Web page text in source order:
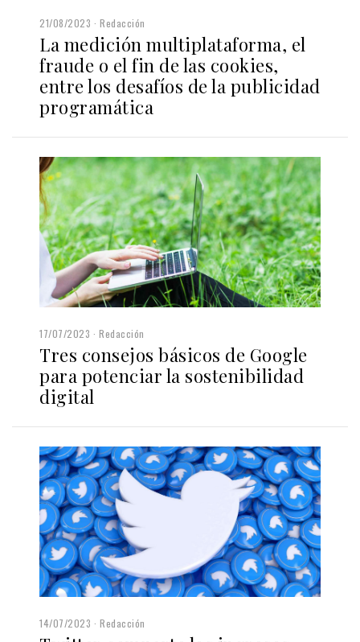
21/08/2023 Redacción
La medición multiplataforma, el
fraude o el fin de las cookies,
entre los desafíos de la publicidad
programática
17/07/2023 Redacción
Tres consejos básicos de Google
para potenciar la sostenibilidad
digital
14/07/2023 Redacción